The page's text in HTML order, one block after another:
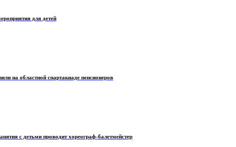
для детей
на областной спартакиаде пенсионеров
с детьми проводит хореограф-балетмейстер